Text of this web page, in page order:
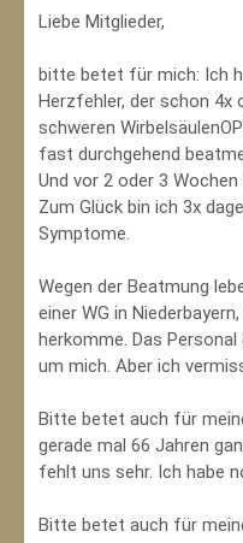
Liebe Mitglieder,
bitte betet für mich: Ich
Herzfehler, der schon 4x
schweren
fast durchgehend
Und vor 2 oder 3
Zum Glück bin ich 3x
Symptome.
Wegen der Beatmung
einer WG in
herkomme. Das
um mich. Aber ich
Bitte betet auch für
gerade mal 66 Jahren
fehlt uns sehr. Ich habe
Bitte betet auch für